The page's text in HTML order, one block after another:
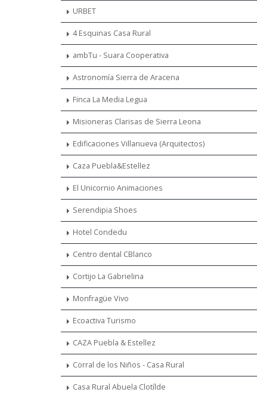
URBET
4 Esquinas Casa Rural
ambTu - Suara Cooperativa
Astronomía Sierra de Aracena
Finca La Media Legua
Misioneras Clarisas de Sierra Leona
Edificaciones Villanueva (Arquitectos)
Caza Puebla&Estellez
El Unicornio Animaciones
Serendipia Shoes
Hotel Condedu
Centro dental CBlanco
Cortijo La Gabrielina
Monfragüe Vivo
Ecoactiva Turismo
CAZA Puebla & Estellez
Corral de los Niños - Casa Rural
Casa Rural Abuela Clotílde